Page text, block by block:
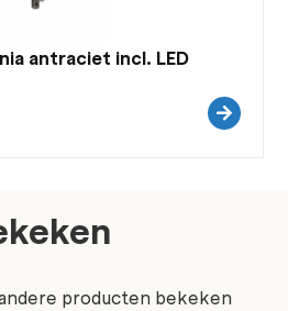
antraciet incl. LED
producten bekeken